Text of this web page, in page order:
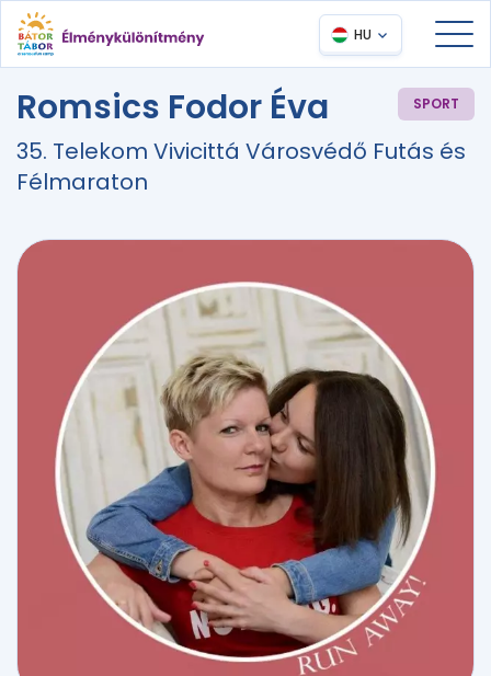
HU
Romsics Fodor Éva SPORT
35. Telekom Vivicittá Városvédő Futás és
Félmaraton